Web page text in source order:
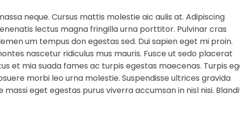
decrease
volume.
neque. Cursus mattis molestie aic aulis at. Adipiscing
lectus magna fringilla urna porttitor. Pulvinar cras
um tempus don egestas sed. Dui sapien eget mi proin.
nascetur ridiculus mus mauris. Fusce ut sedo placerat
et mia suada fames ac turpis egestas maecenas. Turpis
morbi leo urna molestie. Suspendisse ultrices gravida
eget egestas purus viverra accumsan in nisl nisi.